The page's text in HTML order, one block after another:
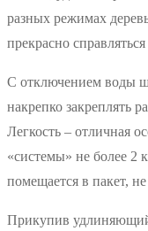
разных режимах
прекрасно
С отключением воды
накрепко закреплять
Легкость – отличная
«системы» не более 2
помещается в пакет,
Прикупив